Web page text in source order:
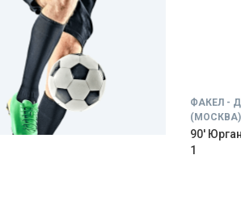
ФАКЕЛ -
(МОСКВА)
90'
1